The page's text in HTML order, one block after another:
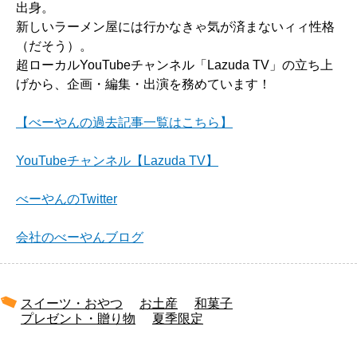
出身。
新しいラーメン屋には行かなきゃ気が済まないィィ性格
（だそう）。
超ローカルYouTubeチャンネル「Lazuda TV」の立ち上
げから、企画・編集・出演を務めています！
【べーやんの過去記事一覧はこちら】
YouTubeチャンネル【Lazuda TV】
べーやんのTwitter
会社のべーやんブログ
スイーツ・おやつ お土産
和菓子
プレゼント・贈り物
夏季限定